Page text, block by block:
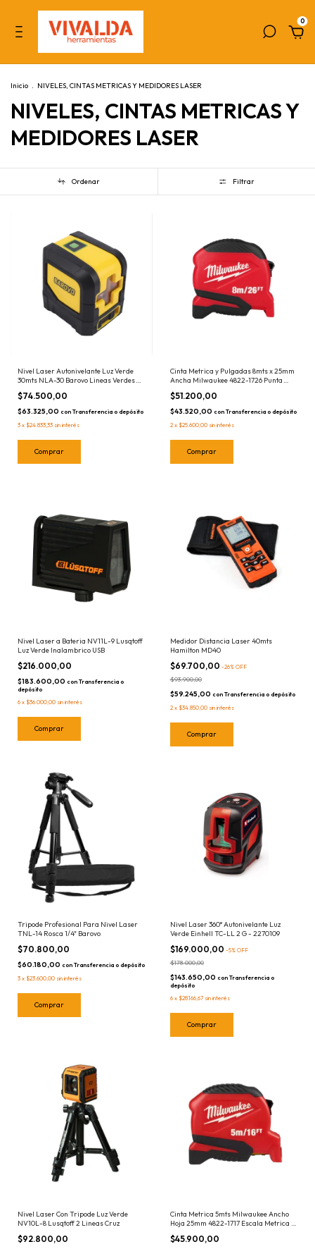
0
Inicio . NIVELES, CINTAS METRICAS Y MEDIDORES LASER
NIVELES, CINTAS METRICAS Y
MEDIDORES LASER
Ordenar Filtrar
Nivel Laser Autonivelante Luz Verde
30mts NLA-30 Barovo Lineas Verdes
Cruz
$74.500,00
$63.325,00 con Transferencia o depósito
3 x $24.833,33 sin interés
Cinta Metrica y Pulgadas 8mts x 25mm
Ancha Milwaukee 4822-1726 Punta
Magnetica 8 metros
$51.200,00
$43.520,00 con Transferencia o depósito
2 x $25.600,00 sin interés
Nivel Laser a Bateria NV11L-9 Lusqtoff
Luz Verde Inalambrico USB
$216.000,00
$183.600,00 con Transferencia o
depósito
6 x $36.000,00 sin interés
Medidor Distancia Laser 40mts
Hamilton MD40
$69.700,00 -26% OFF
$93.900,00
$59.245,00 con Transferencia o depósito
2 x $34.850,00 sin interés
Tripode Profesional Para Nivel Laser
TNL-14 Rosca 1/4" Barovo
$70.800,00
$60.180,00 con Transferencia o depósito
3 x $23.600,00 sin interés
Nivel Laser 360° Autonivelante Luz
Verde Einhell TC-LL 2 G - 2270109
$169.000,00 -5% OFF
$178.000,00
$143.650,00 con Transferencia o
depósito
6 x $28.166,67 sin interés
Nivel Laser Con Tripode Luz Verde
NV10L-8 Lusqtoff 2 Lineas Cruz
$92.800,00
Cinta Metrica 5mts Milwaukee Ancho
Hoja 25mm 4822-1717 Escala Metrica y
Pulgadas - Punta Magnetica 5 Metros
$45.900,00